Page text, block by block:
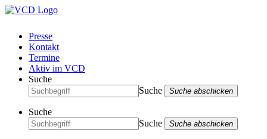
Presse
Kontakt
Termine
Aktiv im VCD
Suche
Suche
Suche abschicken
Suche
Suche
Suche abschicken